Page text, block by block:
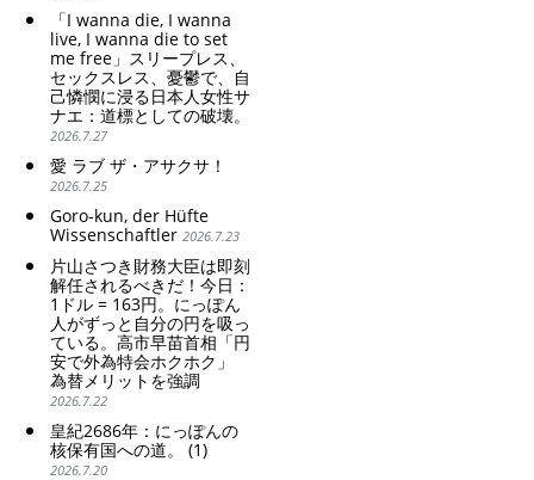
conservative Japanese
patriarchy. Strengthening
of the family registration
system. Reinforcement of
discriminatory bloodline
ideology.
「I wanna die, I wanna
live, I wanna die to set
me free」スリープレス、
セックスレス、憂鬱で、自
己憐憫に浸る日本人女性サ
ナエ：道標としての破壊。
2026.7.27
愛 ラブ ザ・アサクサ！
2026.7.25
Goro-kun, der Hüfte
Wissenschaftler 2026.7.23
片山さつき財務大臣は即刻
解任されるべきだ！今日：
1ドル = 163円。にっぽん
人がずっと自分の円を吸っ
ている。高市早苗首相「円
安で外為特会ホクホク」
為替メリットを強調
2026.7.22
皇紀2686年：にっぽんの
核保有国への道。 (1)
2026.7.20